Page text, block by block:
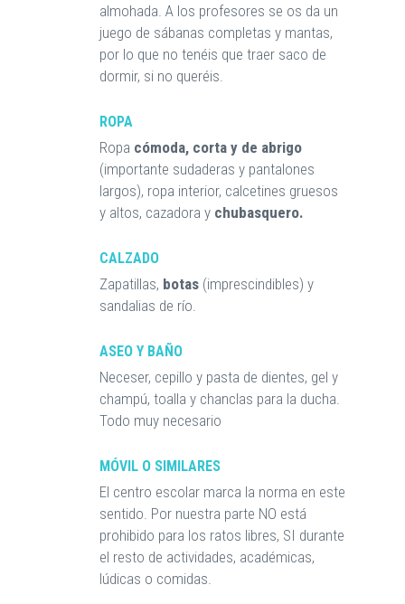
almohada. A los profesores se os da un
juego de sábanas completas y mantas,
por lo que no tenéis que traer saco de
dormir, si no queréis.
ROPA
Ropa cómoda, corta y de abrigo
(importante sudaderas y pantalones
largos), ropa interior, calcetines gruesos
y altos, cazadora y chubasquero.
CALZADO
Zapatillas, botas (imprescindibles) y
sandalias de río.
ASEO Y BAÑO
Neceser, cepillo y pasta de dientes, gel y
champú, toalla y chanclas para la ducha.
Todo muy necesario
MÓVIL O SIMILARES
El centro escolar marca la norma en este
sentido. Por nuestra parte NO está
prohibido para los ratos libres, SI durante
el resto de actividades, académicas,
lúdicas o comidas.